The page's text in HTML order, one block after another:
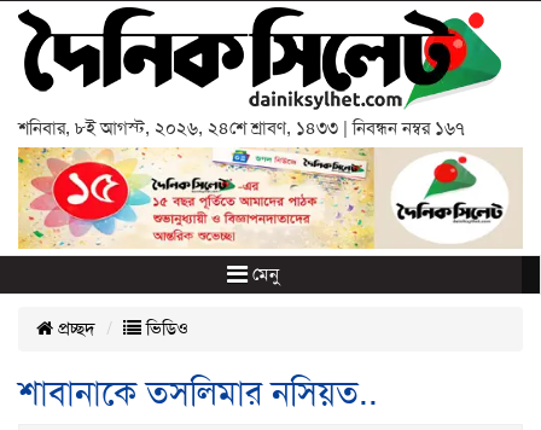
শনিবার, ৮ই আগস্ট, ২০২৬, ২৪শে শ্রাবণ, ১৪৩৩ | নিবন্ধন নম্বর ১৬৭
মেনু
প্রচ্ছদ ভিডিও
শাবানাকে তসলিমার নসিয়ত..